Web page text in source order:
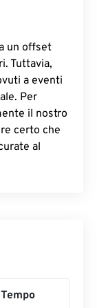
un offset
Tuttavia,
a eventi
Per
il nostro
certo che
al